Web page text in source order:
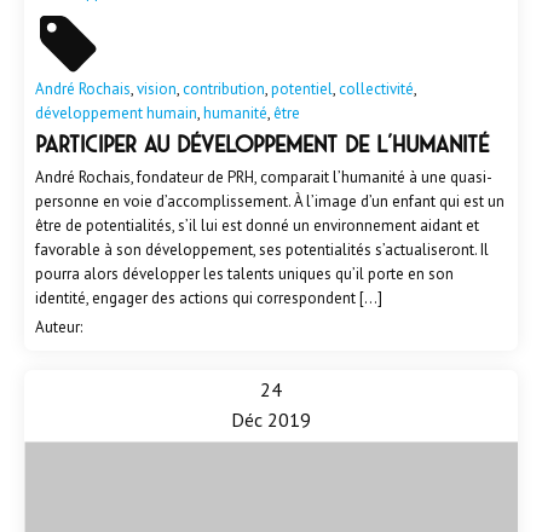
André Rochais,vision,contribution,potentiel,collectivité,
développement humain,humanité,être
Participer au développement de l'humanité
André Rochais, fondateur de PRH, comparait l’humanité à une quasi-
personne en voie d’accomplissement. À l’image d’un enfant qui est un
être de potentialités, s’il lui est donné un environnement aidant et
favorable à son développement, ses potentialités s’actualiseront. Il
pourra alors développer les talents uniques qu’il porte en son
identité, engager des actions qui correspondent […]
Auteur:
24
Déc 2019